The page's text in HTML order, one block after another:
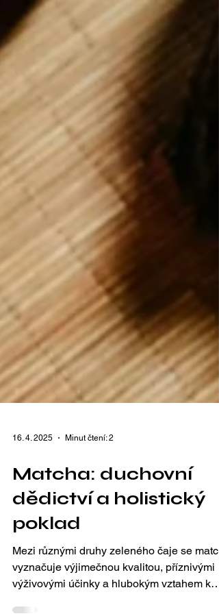
16. 4. 2025 Minut čtení: 2
Matcha: duchovní
dědictví a holistický
poklad